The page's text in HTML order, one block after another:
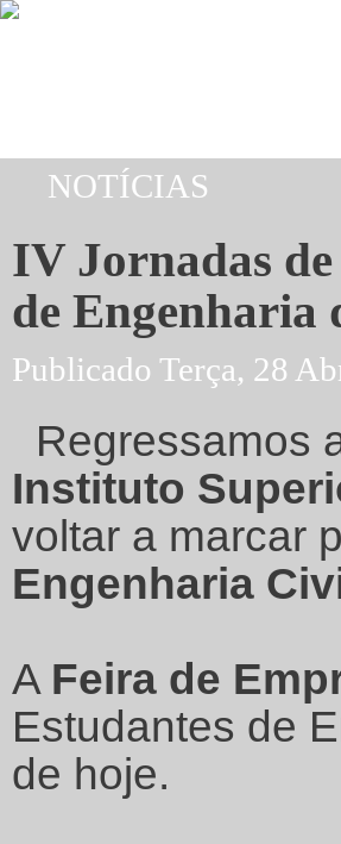
Passar para o conteúdo principal
Está aqui
NOTÍCIAS
IV Jornadas
de Engenharia
Publicado Terça, 28
Regressamos
Instituto
voltar a marcar
Engenharia
A Feira de
Estudantes de
de hoje.